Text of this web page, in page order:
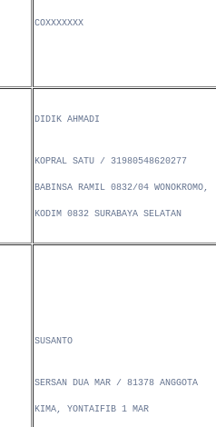
COXXXXXXX
DIDIK AHMADI
KOPRAL SATU / 31980548620277
BABINSA RAMIL 0832/04 WONOKROMO,
KODIM 0832 SURABAYA SELATAN
SUSANTO
SERSAN DUA MAR / 81378 ANGGOTA
KIMA, YONTAIFIB 1 MAR